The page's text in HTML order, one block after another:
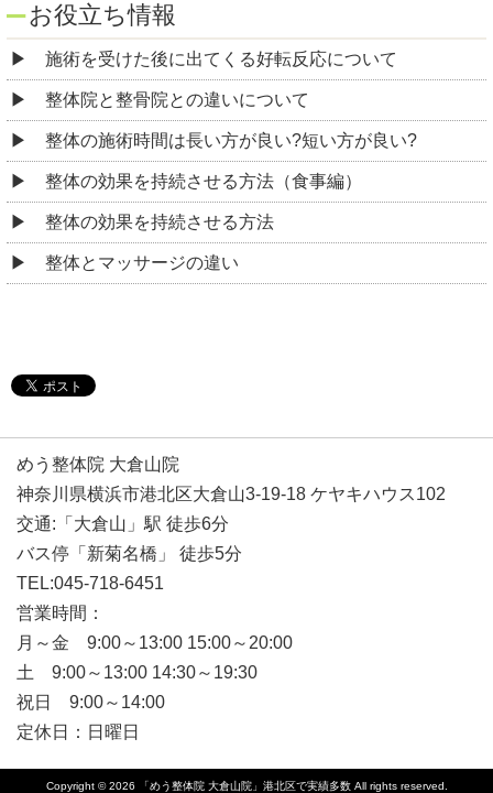
お役立ち情報
施術を受けた後に出てくる好転反応について
整体院と整骨院との違いについて
整体の施術時間は長い方が良い?短い方が良い?
整体の効果を持続させる方法（食事編）
整体の効果を持続させる方法
整体とマッサージの違い
めう整体院 大倉山院
神奈川県横浜市港北区大倉山3-19-18 ケヤキハウス102
交通:「大倉山」駅 徒歩6分
バス停「新菊名橋」 徒歩5分
TEL:045-718-6451
営業時間：
月～金 9:00～13:00 15:00～20:00
土 9:00～13:00 14:30～19:30
祝日 9:00～14:00
定休日：日曜日
Copyright © 2026 「めう整体院 大倉山院」港北区で実績多数All rights reserved.